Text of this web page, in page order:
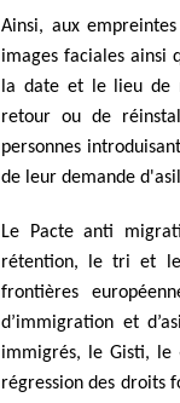
Ainsi, aux
images faciales ainsi
la date et le lieu de
retour ou de
personnes
de leur demande
Le Pacte anti
rétention, le tri et
frontières
d’immigration et
immigrés, le Gisti, le
régression des droits